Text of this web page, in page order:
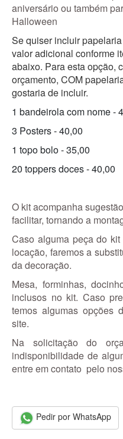
aniversário ou também
Halloween
Se quiser incluir
valor adicional conforme
abaixo. Para esta opção,
orçamento, COM
gostaria de incluir.
1 bandeirola com nome -
3 Posters - 40,00
1 topo bolo - 35,00
20 toppers doces - 40,00
O kit acompanha
facilitar, tornando a
Caso alguma peça do
locação, faremos a
da decoração.
Mesa, forminhas,
inclusos no kit. Caso
temos algumas opções
site.
Na solicitação do
indisponibilidade de
entre em contato pelo
Pedir por WhatsApp